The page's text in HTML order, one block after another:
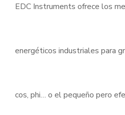
EDC Instruments ofrece los
energéticos industriales para
cos, phi… o el pequeño pero